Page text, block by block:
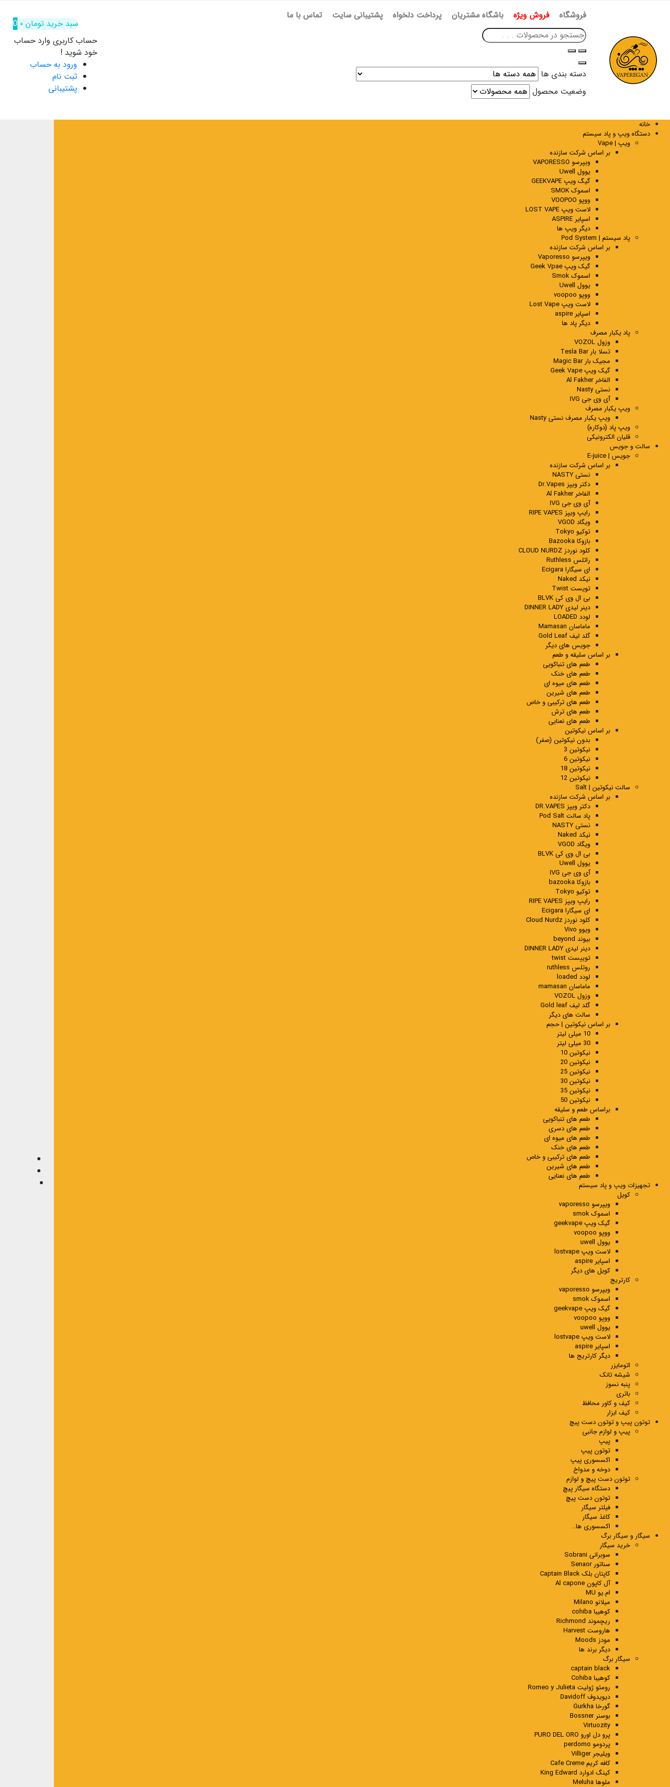
فروشگاه فروش ویژه باشگاه مشتریان پرداخت دلخواه پشتیبانی سایت تماس با ما
دسته بندی ها
وضعیت محصول
سبد خرید تومان۰
0
حساب کاربری وارد حساب
خود شوید !
ورود به حساب
ثبت نام
پشتیبانی
خانه
دستگاه ویپ و پاد سیستم
ویپ | Vape
بر اساس شرکت سازنده
ویپرسو VAPORESSO
یوول Uwell
گیگ ویپ GEEKVAPE
اسموک SMOK
ووپو VOOPOO
لاست ویپ LOST VAPE
اسپایر ASPIRE
دیگر ویپ ها
پاد سیستم | Pod System
بر اساس شرکت سازنده
ویپرسو Vaporesso
گیک ویپ Geek Vpae
اسموک Smok
یوول Uwell
ووپو voopoo
لاست ویپ Lost Vape
اسپایر aspire
دیگر پاد ها
پاد یکبار مصرف
وزول VOZOL
تسلا بار Tesla Bar
مجیک بار Magic Bar
گیک ویپ Geek Vape
الفاخر Al Fakher
نستی Nasty
آی وی جی IVG
ویپ یکبار مصرف
ویپ یکبار مصرف نستی Nasty
ویپ پاد (دوکاره)
قلیان الکترونیکی
سالت و جویس
جویس | E-juice
بر اساس شرکت سازنده
نستی NASTY
دکتر ویپز Dr.Vapes
الفاخر Al Fakher
آی وی جی IVG
رایپ ویپز RIPE VAPES
ویگاد VGOD
توکیو Tokyo
بازوکا Bazooka
کلود نوردز CLOUD NURDZ
راتلس Ruthless
ای سیگارا Ecigara
نیکد Naked
تویست Twist
بی ال وی کی BLVK
دینر لیدی DINNER LADY
لودد LOADED
ماماسان Mamasan
گلد لیف Gold Leaf
جویس های دیگر
بر اساس سلیقه و طعم
طعم های تنباکویی
طعم های خنک
طعم های میوه ای
طعم های شیرین
طعم های ترکیبی و خاص
طعم های ترش
طعم های نعنایی
بر اساس نیکوتین
بدون نیکوتین (صفر)
نیکوتین 3
نیکوتین 6
نیکوتین 18
نیکوتین 12
سالت نیکوتین | Salt
بر اساس شرکت سازنده
دکتر ویپز DR.VAPES
پاد سالت Pod Salt
نستی NASTY
نیکد Naked
ویگاد VGOD
بی ال وی کی BLVK
یوول Uwell
آی وی جی IVG
بازوکا bazooka
توکیو Tokyo
رایپ ویپز RIPE VAPES
ای سیگارا Ecigara
کلود نوردز Cloud Nurdz
ویوو Vivo
بیوند beyond
دینر لیدی DINNER LADY
توییست twist
روتلس ruthless
لودد loaded
ماماسان mamasan
وزول VOZOL
گلد لیف Gold leaf
سالت های دیگر
بر اساس نیکوتین | حجم
10 میلی لیتر
30 میلی لیتر
نیکوتین 10
نیکوتین 20
نیکوتین 25
نیکوتین 30
نیکوتین 35
نیکوتین 50
براساس طعم و سلیقه
طعم های تنباکویی
طعم های دسری
طعم های میوه ای
طعم های خنک
طعم های ترکیبی و خاص
طعم های شیرین
طعم های نعنایی
تجهیزات ویپ و پاد سیستم
کویل
ویپرسو vaporesso
اسموک smok
گیک ویپ geekvape
ووپو voopoo
یوول uwell
لاست ویپ lostvape
اسپایر aspire
کویل های دیگر
کارتریج
ویپرسو vaporesso
اسموک smok
گیک ویپ geekvape
ووپو voopoo
یوول uwell
لاست ویپ lostvape
اسپایر aspire
دیگر کارتریج ها
اتومایزر
شیشه تانک
پنبه نسوز
باتری
کیف و کاور محافظ
کیف ابزار
توتون پیپ و توتون دست پیچ
پیپ و لوازم جانبی
پیپ
توتون پیپ
اکسسوری پیپ
دوخه و مدواخ
توتون دست پیچ و لوازم
دستگاه سیگار پیچ
توتون دست پیچ
فیلتر سیگار
کاغذ سیگار
اکسسوری ها..
سیگار و سیگار برگ
خرید سیگار
سوبرانی Sobrani
سناتور Senaor
کاپتان بلک Captain Black
آل کاپون Al capone
ام.یو MU
میلانو Milano
کوهیبا cohiba
ریچموند Richmond
هاروست Harvest
مودز Moods
دیگر برند ها
سیگار برگ
captain black
کوهیبا Cohiba
رومئو ژولیت Romeo y Julieta
دیویدوف Davidoff
گورخا Gurkha
بوسنر Bossner
Virtuozity
پرو دل اورو PURO DEL ORO
پردومو perdomo
ویلیجر Villiger
کافه کریم Cafe Creme
کینگ ادوارد King Edward
ملوها Meluha